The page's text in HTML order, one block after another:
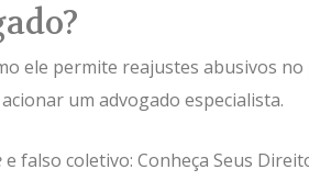
ele permite reajustes abusivos no
um advogado especialista.
e falso coletivo: Conheça Seus